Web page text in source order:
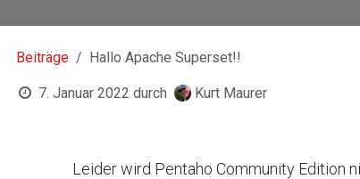
Beiträge Hallo Apache Superset!!
7. Januar 2022 durch Kurt Maurer
Leider wird Pentaho Community Edition